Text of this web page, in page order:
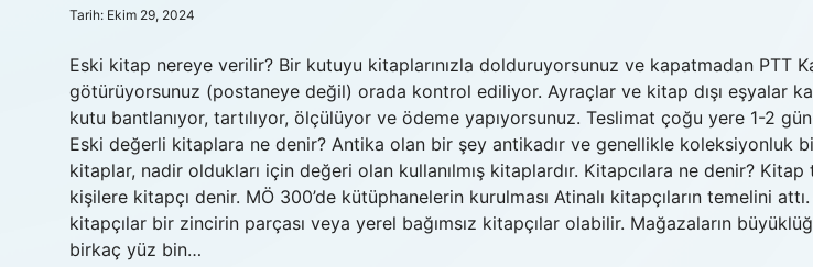
Tarih: Ekim 29, 2024
Eski kitap nereye verilir? Bir kutuyu kitaplarınızla dolduruyorsunuz ve kapatmadan PTT
götürüyorsunuz (postaneye değil) orada kontrol ediliyor. Ayraçlar ve kitap dışı eşyalar
kutu bantlanıyor, tartılıyor, ölçülüyor ve ödeme yapıyorsunuz. Teslimat çoğu yere 1-2
Eski değerli kitaplara ne denir? Antika olan bir şey antikadır ve genellikle koleksiyonluk
kitaplar, nadir oldukları için değeri olan kullanılmış kitaplardır. Kitapcılara ne denir?
kişilere kitapçı denir. MÖ 300’de kütüphanelerin kurulması Atinalı kitapçıların temelini
kitapçılar bir zincirin parçası veya yerel bağımsız kitapçılar olabilir. Mağazaların
birkaç yüz bin…